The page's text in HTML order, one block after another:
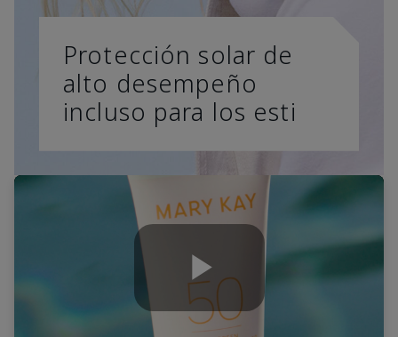
Protección solar de
alto desempeño
incluso para los esti
Play